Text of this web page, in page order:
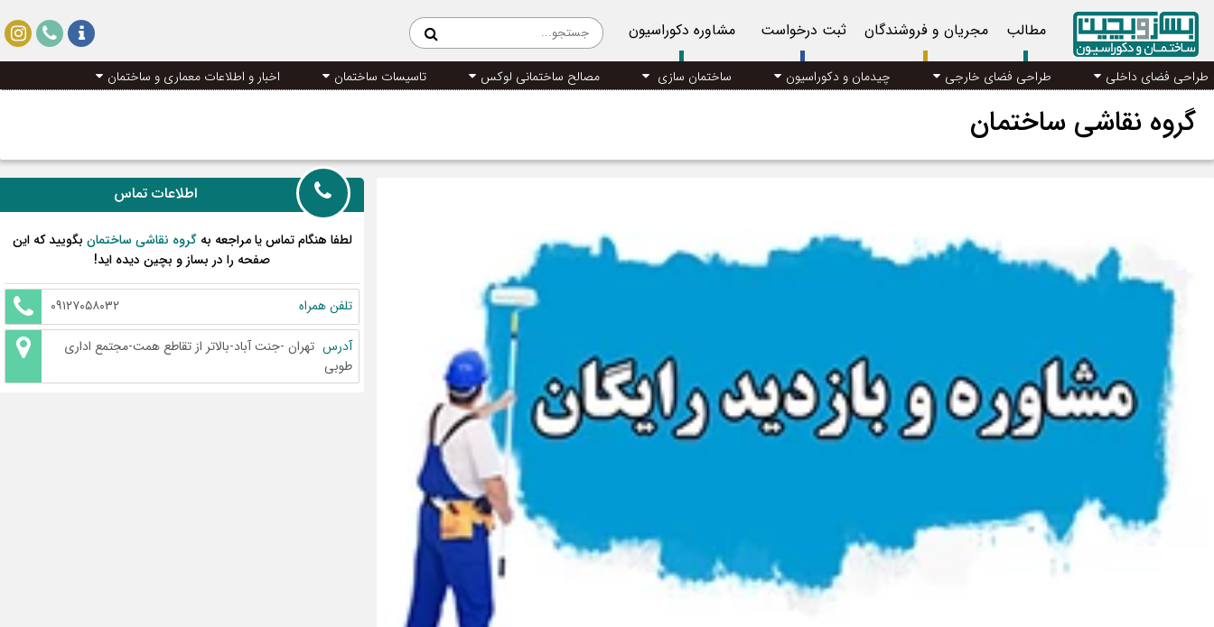
مطالب مجریان و فروشندگان ثبت درخواست مشاوره دکوراسیون
طراحی فضای داخلی طراحی فضای خارجی چیدمان و دکوراسیون ساختمان سازی مصالح ساختمانی لوکس تاسیسات ساختمان اخبار و اطلاعات معماری و ساختمان
گروه نقاشی ساختمان
اطلاعات تماس
لطفا هنگام تماس یا مراجعه بهگروه نقاشی ساختمان بگویید که این
صفحه را در بساز و بچین دیده اید!
تلفن همراه ۰۹۱۲۷۰۵۸۰۳۲
آدرس تهران -جنت آباد-بالاتر از تقاطع همت-مجتمع اداری
طوبی